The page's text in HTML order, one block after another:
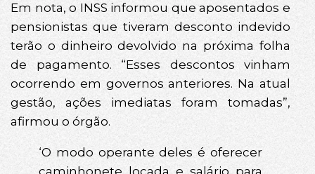
Em nota, o INSS informou que aposentados e
pensionistas que tiveram desconto indevido
terão o dinheiro devolvido na próxima folha
de pagamento. “Esses descontos vinham
ocorrendo em governos anteriores. Na atual
gestão, ações imediatas foram tomadas”,
afirmou o órgão.
‘O modo operante deles é oferecer